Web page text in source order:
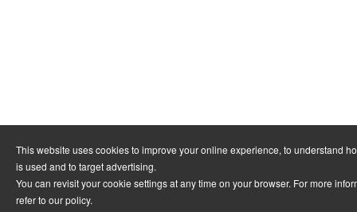
This website uses cookies to improve your online experience, to understand
is used and to target advertising.
You can revisit your cookie settings at any time on your browser. For more
refer to our policy.